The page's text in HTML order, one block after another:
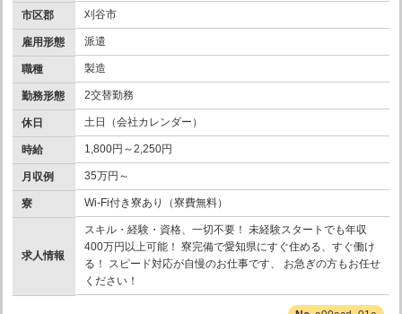
市区郡 刈谷市
雇用形態 派遣
職種 製造
勤務形態 2交替勤務
休日 土日（会社カレンダー）
時給 1,800円～2,250円
月収例 35万円～
寮 Wi-Fi付き寮あり（寮費無料）
求人情報
スキル・経験・資格、一切不要！ 未経験スタートでも年収
400万円以上可能！ 寮完備で愛知県にすぐ住める、すぐ働け
る！ スピード対応が自慢のお仕事です、 お急ぎの方もお任せ
ください！